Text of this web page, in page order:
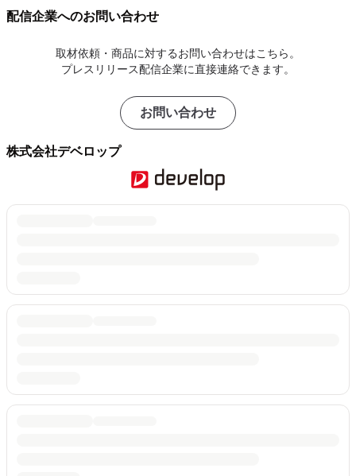
配信企業へのお問い合わせ
取材依頼・商品に対するお問い合わせはこちら。
プレスリリース配信企業に直接連絡できます。
お問い合わせ
株式会社デベロップ